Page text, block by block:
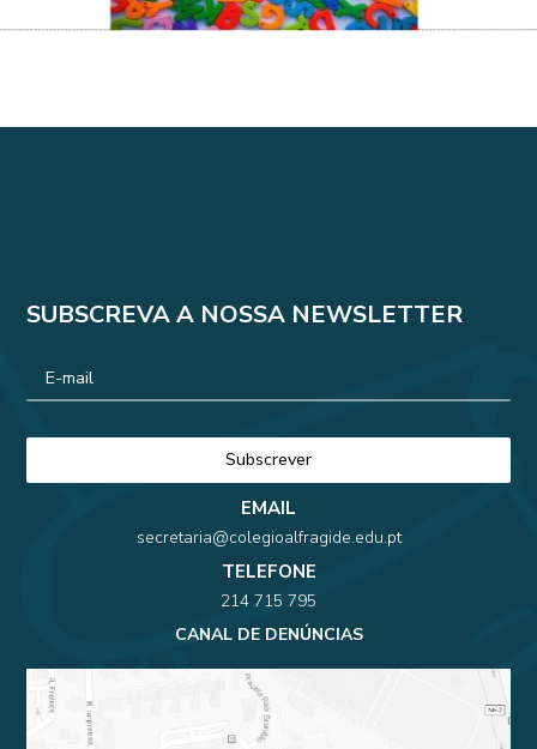
SUBSCREVA A NOSSA NEWSLETTER
EMAIL
secretaria@colegioalfragide.edu.pt
TELEFONE
214 715 795
CANAL DE DENÚNCIAS